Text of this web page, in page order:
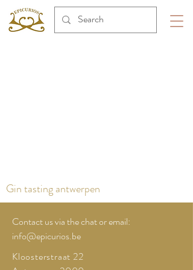
Gin tasting antwerpen
Contact us via the chat or email:
info@epicurios.be
Kloosterstraat 22